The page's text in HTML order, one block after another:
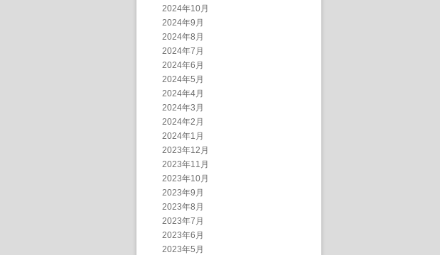
2024年10月
2024年9月
2024年8月
2024年7月
2024年6月
2024年5月
2024年4月
2024年3月
2024年2月
2024年1月
2023年12月
2023年11月
2023年10月
2023年9月
2023年8月
2023年7月
2023年6月
2023年5月